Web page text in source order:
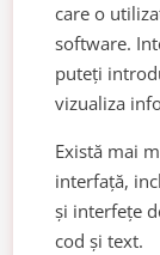
care o
software.
puteți
vizualiza
Există mai
interfață,
și interfețe
cod și text.